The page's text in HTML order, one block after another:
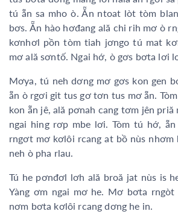
tú ẵn sa mho ò. Ẵn ntoat lòt tòm
bơs. Ẵn hào hơđang ală chi rih mơ ò
kơnhơl pồn tòm tiah jơngo tú mat
mơ ală sơntố. Ngai hớ, ò gơs bơta lơi
Mơya, tú neh dơng mơ gơs kon gen
ẵn ò rgơi git tus gơ tơn tus mơ ẵn.
kon ẵn jê, ală pơnah cang tơm jên
ngai hing rơp mbe lơi. Tòm tú hớ,
rngơt mơ kơlôi rcang at bồ nùs nhơm
neh ò pha rlau.
Tú he pơnđơl lơh ală broă jat nùs is
Yàng ơm ngai mơ he. Mơ bơta
nơm bơta kơlôi rcang dơng he in.